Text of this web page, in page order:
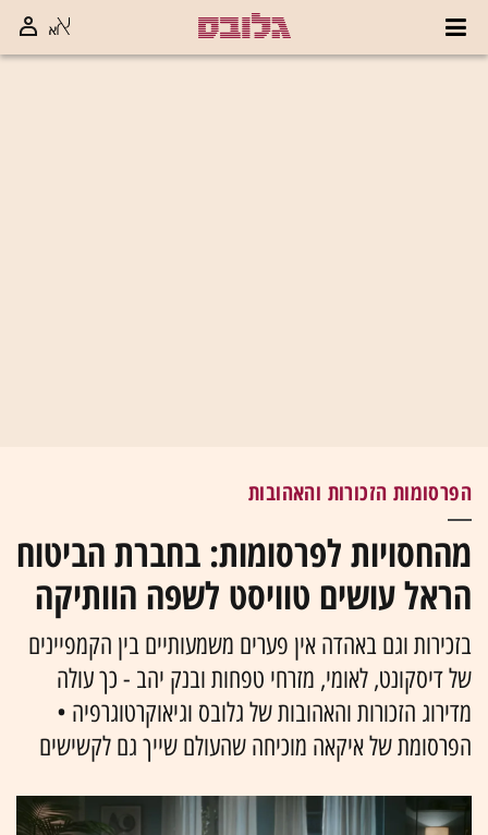
הפרסומות הזכורות והאהובות
מהחסויות לפרסומות: בחברת הביטוח
הראל עושים טוויסט לשפה הוותיקה
בזכירות וגם באהדה אין פערים משמעותיים בין הקמפיינים
של דיסקונט, לאומי, מזרחי טפחות ובנק יהב - כך עולה
מדירוג הזכורות והאהובות של גלובס וגיאוקרטוגרפיה •
הפרסומת של איקאה מוכיחה שהעולם שייך גם לקשישים